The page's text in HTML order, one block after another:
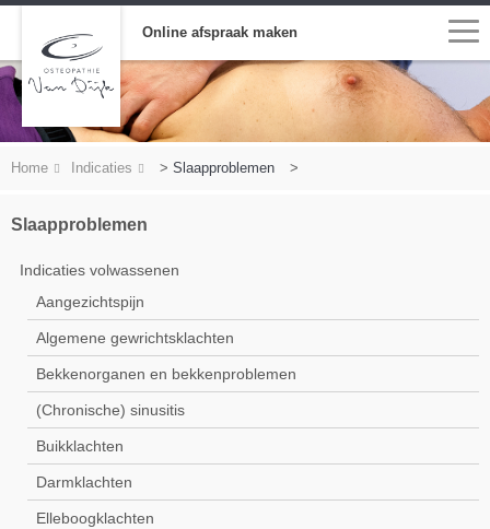
Online afspraak maken
Home Indicaties > Slaapproblemen >
Slaapproblemen
Indicaties volwassenen
Aangezichtspijn
Algemene gewrichtsklachten
Bekkenorganen en bekkenproblemen
(Chronische) sinusitis
Buikklachten
Darmklachten
Elleboogklachten